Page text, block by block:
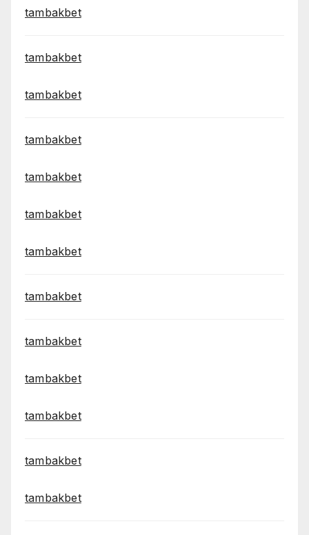
tambakbet
tambakbet
tambakbet
tambakbet
tambakbet
tambakbet
tambakbet
tambakbet
tambakbet
tambakbet
tambakbet
tambakbet
tambakbet